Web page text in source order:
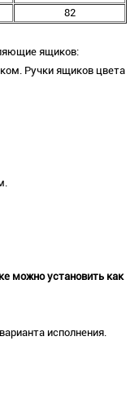
82
ящиков:
Ручки ящиков цвета
можно установить как
исполнения.